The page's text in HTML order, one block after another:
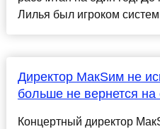
Лилья был игроком
Директор МакSим не
больше не вернется на
Концертный директор